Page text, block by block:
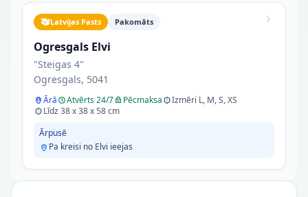
Latvijas Pasts Pakomāts
Ogresgals Elvi
"Steigas 4"
Ogresgals, 5041
Ārā Atvērts 24/7 Pēcmaksa
Izmēri L, M, S, XS
Līdz 38 x 38 x 58 cm
Ārpusē
Pa kreisi no Elvi ieejas